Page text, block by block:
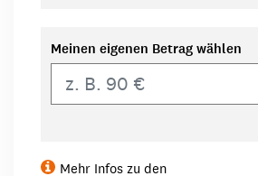
Meinen eigenen Betrag wählen
Mehr Infos zu den